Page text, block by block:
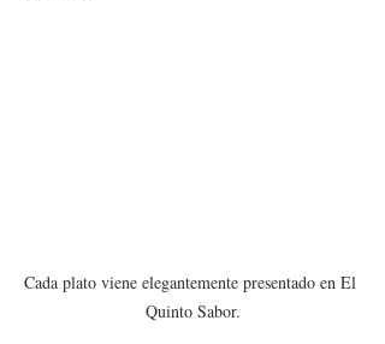
Cada plato viene elegantemente presentado en El
Quinto Sabor.